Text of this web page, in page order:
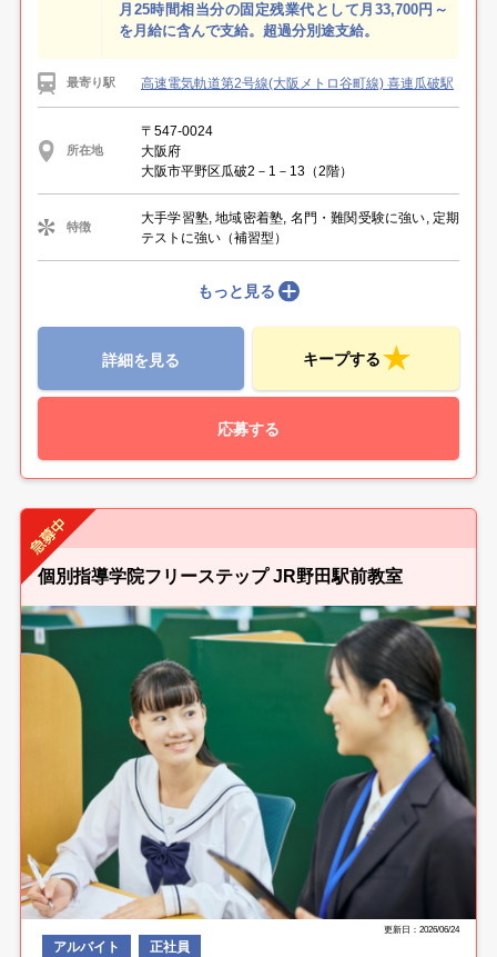
月25時間相当分の固定残業代として月33,700円～
を月給に含んで支給。超過分別途支給。
最寄り駅 高速電気軌道第2号線(大阪メトロ谷町線) 喜連瓜破駅
所在地
〒547-0024
大阪府
大阪市平野区瓜破2－1－13（2階）
特徴
大手学習塾, 地域密着塾, 名門・難関受験に強い, 定期
テストに強い（補習型）
もっと見る
詳細を見る キープする
応募する
個別指導学院フリーステップ JR野田駅前教室
更新日：2026/06/24
アルバイト 正社員